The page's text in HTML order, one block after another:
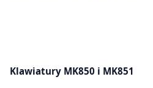
Klawiatury MK850 i MK851